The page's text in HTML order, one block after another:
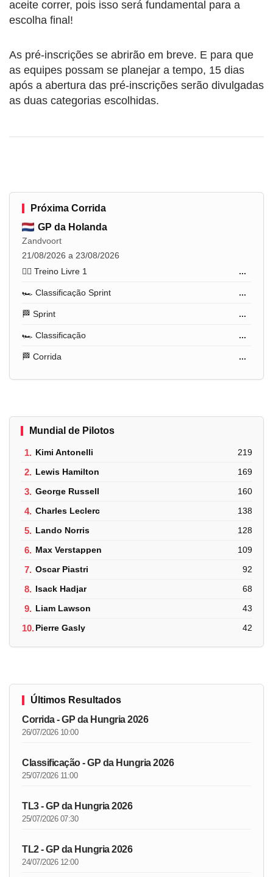
aceite correr, pois isso será fundamental para a
escolha final!
As pré-inscrições se abrirão em breve. E para que
as equipes possam se planejar a tempo, 15 dias
após a abertura das pré-inscrições serão divulgadas
as duas categorias escolhidas.
Próxima Corrida
GP da Holanda
Zandvoort
21/08/2026 a 23/08/2026
🏋️‍♂️ Treino Livre 1
...
🏎️ Classificação Sprint ...
🏁 Sprint ...
🏎️ Classificação ...
🏁 Corrida ...
Mundial de Pilotos
1. Kimi Antonelli 219
2. Lewis Hamilton 169
3. George Russell 160
4. Charles Leclerc 138
5. Lando Norris 128
6. Max Verstappen 109
7. Oscar Piastri 92
8. Isack Hadjar 68
9. Liam Lawson 43
10.Pierre Gasly 42
Últimos Resultados
Corrida - GP da Hungria 2026
26/07/2026 10:00
Classificação - GP da Hungria 2026
25/07/2026 11:00
TL3 - GP da Hungria 2026
25/07/2026 07:30
TL2 - GP da Hungria 2026
24/07/2026 12:00